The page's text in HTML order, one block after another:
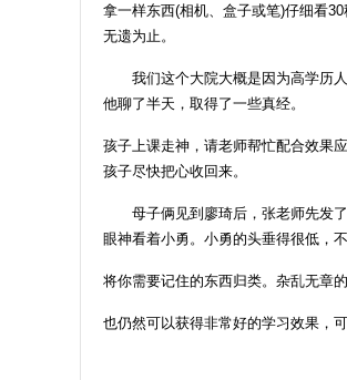
拿一样东西(相机、盒子或笔)仔细看
无遗为止。
我们这个大院大概是因为高学历人
他聊了半天，取得了一些真经。
孩子上课走神，请老师帮忙配合效果
孩子尽快把心收回来。
母子俩见到廖琦后，张老师先发了
眼神看着小勇。小勇的头垂得很低，
将你需要记住的东西归类。杂乱无章
也仍然可以获得非常好的学习效果，